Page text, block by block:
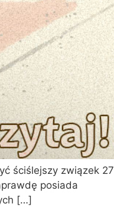
ściślejszy związek 27
posiada
[…]